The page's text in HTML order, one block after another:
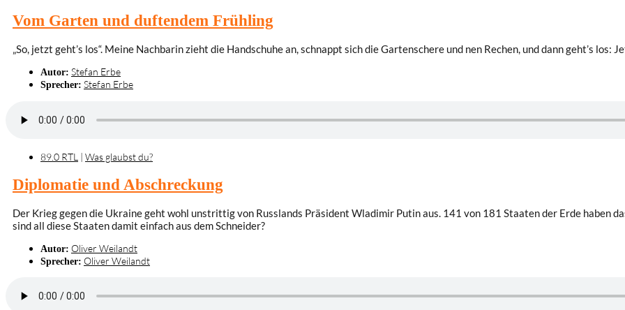
Vom Garten und duftendem Frühling
„So, jetzt geht’s los“. Meine Nachbarin zieht die Handschuhe an, schnappt sich die Gartenschere und nen Rechen, und dann geht’s
Autor: Stefan Erbe
Sprecher: Stefan Erbe
89.0 RTL | Was glaubst du?
Diplomatie und Abschreckung
Der Krieg gegen die Ukraine geht wohl unstrittig von Russlands Präsident Wladimir Putin aus. 141 von 181 Staaten der Erde haben
sind all diese Staaten damit einfach aus dem Schneider?
Autor: Oliver Weilandt
Sprecher: Oliver Weilandt